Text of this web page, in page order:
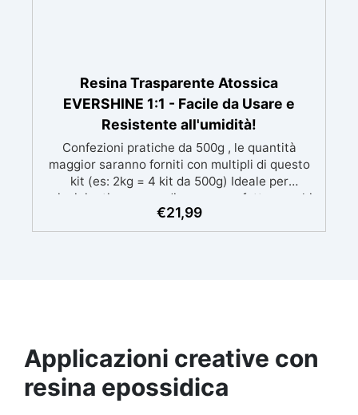
Resina Trasparente Atossica
EVERSHINE 1:1 - Facile da Usare e
Resistente all'umidità!
Confezioni pratiche da 500g , le quantità
maggior saranno forniti con multipli di questo
kit (es: 2kg = 4 kit da 500g) Ideale per
principianti: a prova di errore, perfetta per chi
inizia. Sempre lucida: garantisce una finitura
brillante e uniforme in ogni condizione.
€21,99
Applicazioni creative con
resina epossidica